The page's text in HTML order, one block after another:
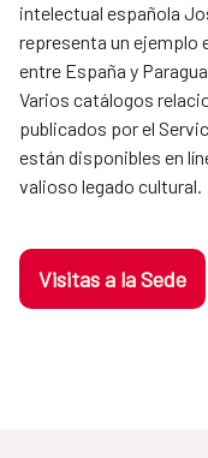
intelectual española
representa un ejemplo
entre España y
Varios catálogos
publicados por el
están disponibles en
valioso legado cultural.
Visitas a la Sede